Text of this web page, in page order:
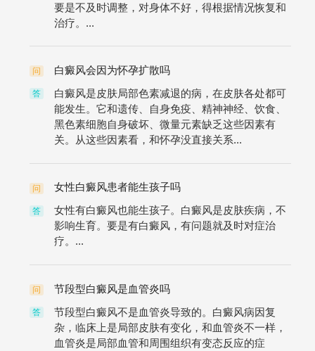
要是不及时调整，对身体不好，得根据情况恢复和
治疗。...
问 白癜风会因为怀孕扩散吗
答
白癜风是皮肤局部色素减退的病，在皮肤各处都可
能发生。它和遗传、自身免疫、精神神经、饮食、
黑色素细胞自身破坏、微量元素缺乏这些因素有
关。从这些因素看，和怀孕没直接关系...
问 女性白癜风患者能生孩子吗
答
女性有白癜风也能生孩子。白癜风是皮肤疾病，不
影响生育。要是有白癜风，有问题就及时对症治
疗。...
问 节段型白癜风是血管炎吗
答
节段型白癜风不是血管炎导致的。白癜风病因复
杂，临床上是局部皮肤有变化，和血管炎不一样，
血管炎是局部血管和周围组织有变态反应的症